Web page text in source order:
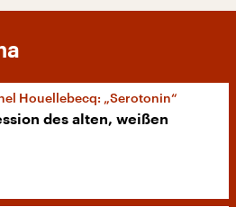
Houellebecq: „Serotonin“
des alten, weißen